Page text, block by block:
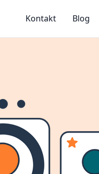
Kontakt Blog